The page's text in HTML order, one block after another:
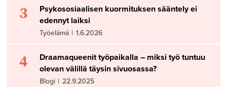
3
Psykososiaalisen kuormituksen sääntely ei
edennyt laiksi
Työelämä | 1.6.2026
4
Draamaqueenit työpaikalla – miksi työ tuntuu
olevan välillä täysin sivuosassa?
Blogi | 22.9.2025